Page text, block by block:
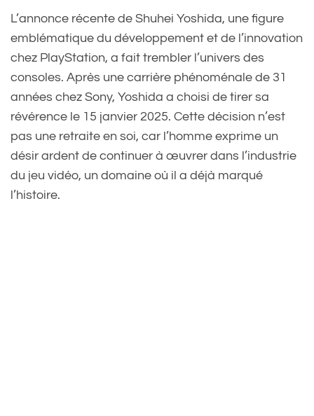
L’annonce récente de Shuhei Yoshida, une figure
emblématique du développement et de l’innovation
chez PlayStation, a fait trembler l’univers des
consoles. Après une carrière phénoménale de 31
années chez Sony, Yoshida a choisi de tirer sa
révérence le 15 janvier 2025. Cette décision n’est
pas une retraite en soi, car l’homme exprime un
désir ardent de continuer à œuvrer dans l’industrie
du jeu vidéo, un domaine où il a déjà marqué
l’histoire.